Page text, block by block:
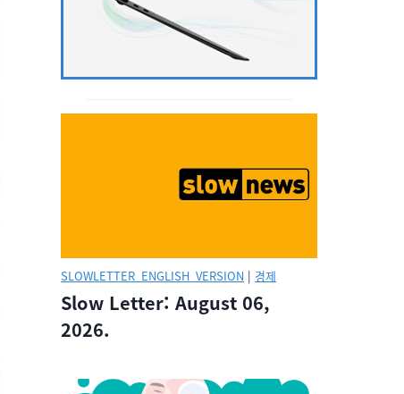
SLOWLETTER_ENGLISH_VERSION | 경제
Slow Letter: August 06,
2026.